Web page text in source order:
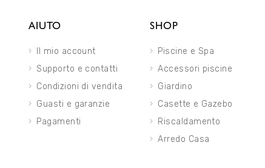
AIUTO
Il mio account
Supporto e contatti
Condizioni di vendita
Guasti e garanzie
Pagamenti
SHOP
Piscine e Spa
Accessori piscine
Giardino
Casette e Gazebo
Riscaldamento
Arredo Casa